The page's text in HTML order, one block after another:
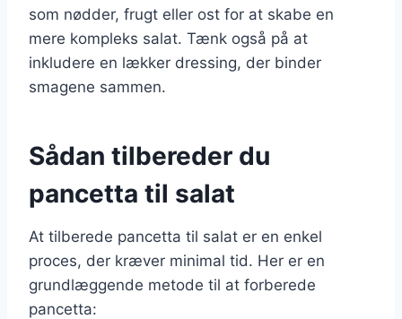
som nødder, frugt eller ost for at skabe en
mere kompleks salat. Tænk også på at
inkludere en lækker dressing, der binder
smagene sammen.
Sådan tilbereder du
pancetta til salat
At tilberede pancetta til salat er en enkel
proces, der kræver minimal tid. Her er en
grundlæggende metode til at forberede
pancetta: